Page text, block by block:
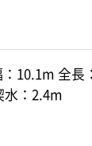
10.1m 全長
：2.4m